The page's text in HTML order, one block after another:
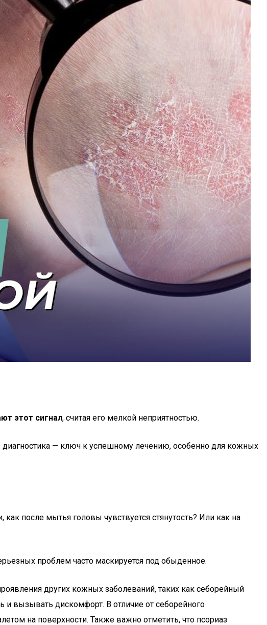
этот сигнал, считая его мелкой неприятностью.
— ключ к успешному лечению, особенно для кожных
после мытья головы чувствуется стянутость? Или как на
проблем часто маскируется под обыденное.
других кожных заболеваний, таких как себорейный
вызывать дискомфорт. В отличие от себорейного
на поверхности. Также важно отметить, что псориаз